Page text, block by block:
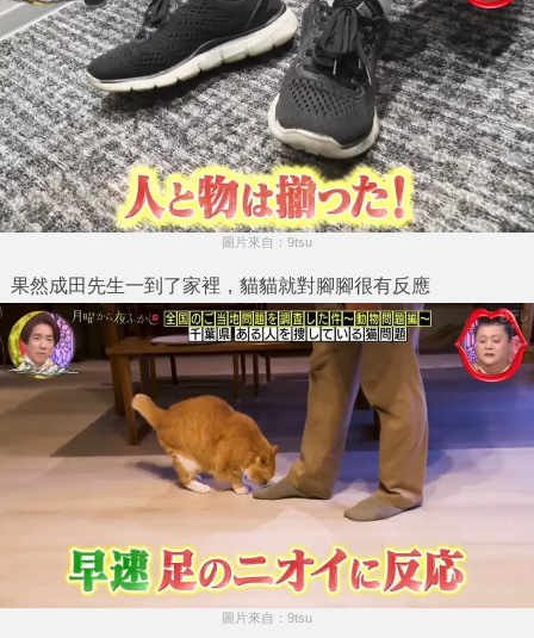
圖片來自：9tsu
果然成田先生一到了家裡，貓貓就對腳腳很有反應
圖片來自：9tsu